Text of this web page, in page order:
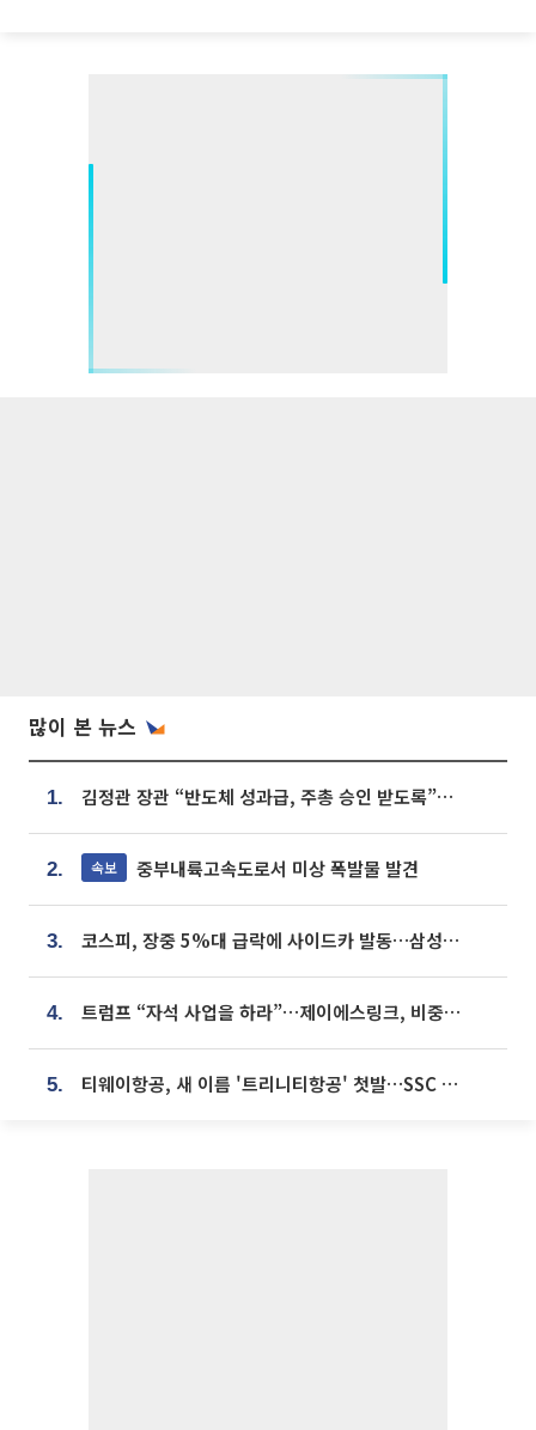
많이 본 뉴스
1. 김정관 장관 “반도체 성과급, 주총 승인 받도록”…상법·자본시장법 개정 시사
2. 속보 중부내륙고속도로서 미상 폭발물 발견
3. 코스피, 장중 5%대 급락에 사이드카 발동…삼성·SK 동반 폭락
4. 트럼프 “자석 사업을 하라”…제이에스링크, 비중국 영구자석 공급망 구축 속도
5. 티웨이항공, 새 이름 '트리니티항공' 첫발…SSC 전략 본격화